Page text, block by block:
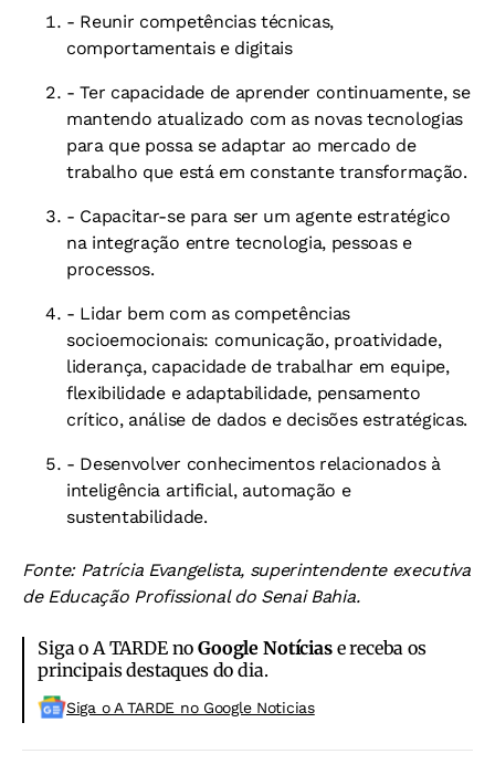
- Reunir competências técnicas,
comportamentais e digitais
- Ter capacidade de aprender continuamente, se
mantendo atualizado com as novas tecnologias
para que possa se adaptar ao mercado de
trabalho que está em constante transformação.
- Capacitar-se para ser um agente estratégico
na integração entre tecnologia, pessoas e
processos.
- Lidar bem com as competências
socioemocionais: comunicação, proatividade,
liderança, capacidade de trabalhar em equipe,
flexibilidade e adaptabilidade, pensamento
crítico, análise de dados e decisões estratégicas.
- Desenvolver conhecimentos relacionados à
inteligência artificial, automação e
sustentabilidade.
Fonte: Patrícia Evangelista, superintendente executiva
de Educação Profissional do Senai Bahia.
Siga o A TARDE noGoogle Notíciase receba os
principais destaques do dia.
Siga o A TARDE no Google Noticias